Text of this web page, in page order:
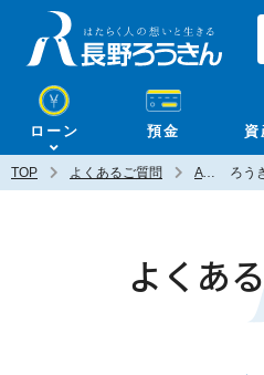
ローン 預金 資
TOP よくあるご質問 ATM
よくあ